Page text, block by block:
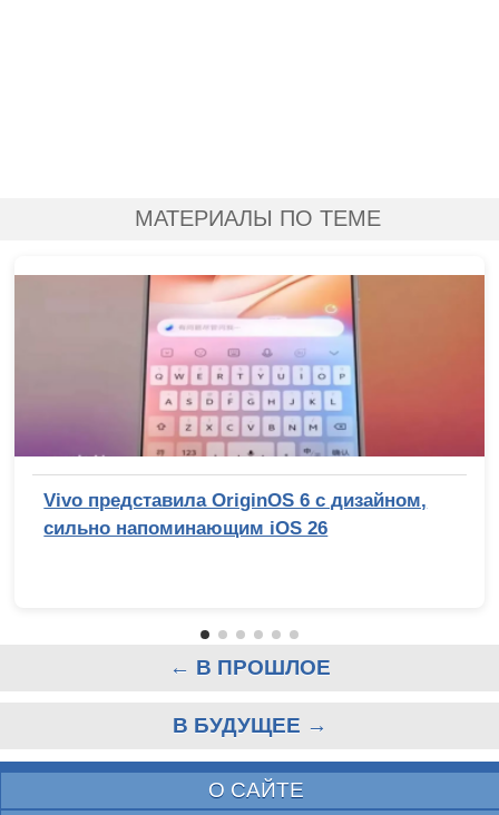
МАТЕРИАЛЫ ПО ТЕМЕ
Vivo представила OriginOS 6 с дизайном,
сильно напоминающим iOS 26
← В ПРОШЛОЕ
В БУДУЩЕЕ →
О САЙТЕ